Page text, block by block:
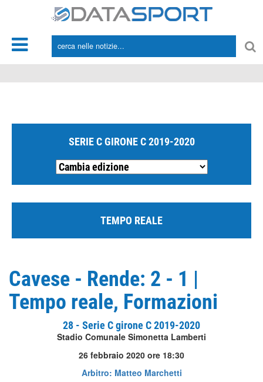
SERIE C GIRONE C 2019-2020
TEMPO REALE
Cavese - Rende: 2 - 1 |
Tempo reale, Formazioni
28 - Serie C girone C 2019-2020
Stadio Comunale Simonetta Lamberti
26 febbraio 2020 ore 18:30
Arbitro: Matteo Marchetti